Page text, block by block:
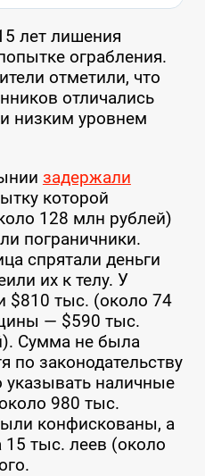
лет лишения
ограбления.
отметили, что
отличались
низким уровнем
задержали
которой
128 млн рублей)
пограничники.
спрятали деньги
их к телу. У
тыс. (около 74
— $590 тыс.
Сумма не была
по законодательству
наличные
980 тыс.
конфискованы, а
тыс. леев (около